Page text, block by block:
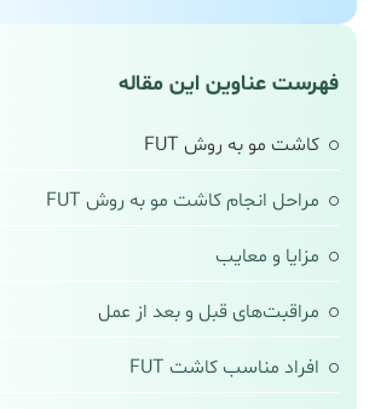
فهرست عناوین این مقاله
کاشت مو به روش FUT
مراحل انجام کاشت مو به روش FUT
مزایا و معایب
مراقبت‌های قبل و بعد از عمل
افراد مناسب کاشت FUT